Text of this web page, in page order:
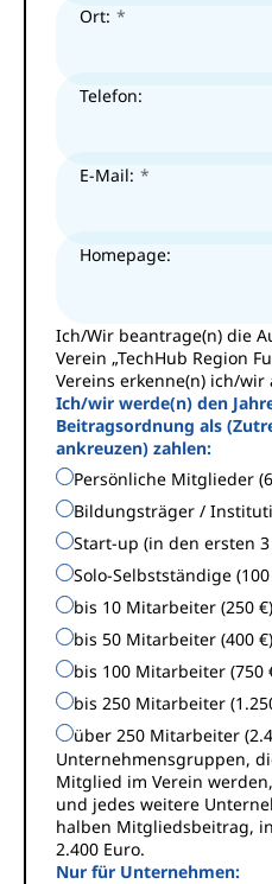
Ort:
Telefon:
E-Mail:
Homepage:
Ich/Wir beantrage(n) die
Verein „TechHub Region
Vereins erkenne(n) ich/wir
Ich/wir werde(n) den
Beitragsordnung als
ankreuzen) zahlen:
Persönliche Mitglieder
Bildungsträger /
Start-up (in den ersten 3
Solo-Selbstständige (100
bis 10 Mitarbeiter (250 €)
bis 50 Mitarbeiter (400 €)
bis 100 Mitarbeiter (750
bis 250 Mitarbeiter
über 250 Mitarbeiter
Unternehmensgruppen,
Mitglied im Verein
und jedes weitere
halben Mitgliedsbeitrag,
2.400 Euro.
Nur für Unternehmen: